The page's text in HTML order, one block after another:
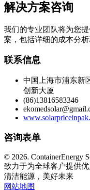
解决方案咨询
我们的专业团队将为您
案，包括详细的成本分析
联系信息
中国上海市浦东新
创新大厦
(86)13816583346
咨询表单
© 2026. ContainerEnergy
致力于为全球客户提供
清洁能源，美好未来
网站地图